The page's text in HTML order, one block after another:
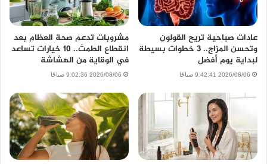
عادات صباحية تريح القولون
وتحسن المزاج.. 3 خطوات بسيطة
لبداية يوم أفضل
2026/08/06 9:42:41 صباحًا
مشروبات تدعم صحة العظام بعد
انقطاع الطمث.. 10 خيارات تساعد
في الوقاية من الهشاشة
2026/08/06 9:02:36 صباحًا